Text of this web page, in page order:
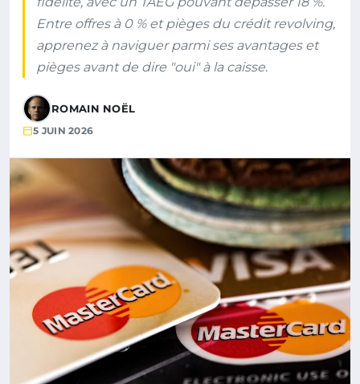
Entre offres à 0 % et pièges du crédit revolving,
apprenez à naviguer parmi ses avantages et
pièges avant de dire "oui" à la caisse.
ROMAIN NOËL
5 JUIN 2026